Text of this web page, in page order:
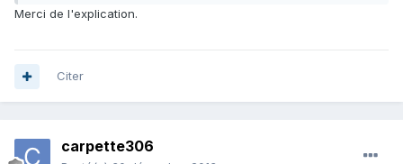
Merci de l'explication.
Citer
carpette306